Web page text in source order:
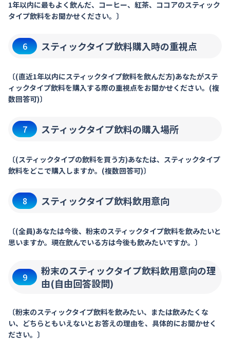
1年以内に最もよく飲んだ、コーヒー、紅茶、ココアのスティック
タイプ飲料をお聞かせください。〕
6 スティックタイプ飲料購入時の重視点
〔(直近1年以内にスティックタイプ飲料を飲んだ方)あなたがステ
ィックタイプ飲料を購入する際の重視点をお聞かせください。(複
数回答可)〕
7 スティックタイプ飲料の購入場所
〔(スティックタイプの飲料を買う方)あなたは、スティックタイプ
飲料をどこで購入しますか。(複数回答可)〕
8 スティックタイプ飲料飲用意向
〔(全員)あなたは今後、粉末のスティックタイプ飲料を飲みたいと
思いますか。現在飲んでいる方は今後も飲みたいですか。〕
9
粉末のスティックタイプ飲料飲用意向の理
由(自由回答設問)
〔粉末のスティックタイプ飲料を飲みたい、または飲みたくな
い、どちらともいえないとお答えの理由を、具体的にお聞かせく
ださい。〕